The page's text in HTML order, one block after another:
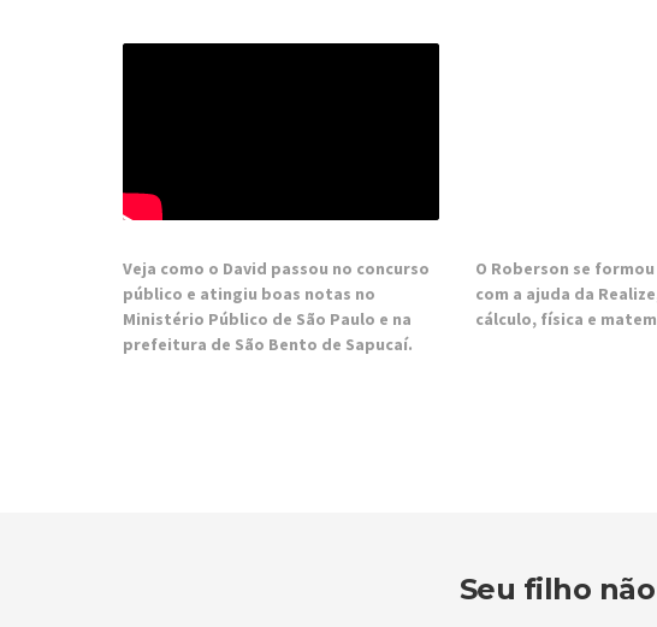
Veja como o David passou no concurso
público e atingiu boas notas no
Ministério Público de São Paulo e na
prefeitura de São Bento de Sapucaí.
O Roberson se
com a ajuda da
cálculo, física e
Seu filho